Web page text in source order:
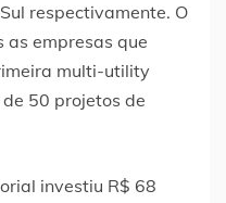
respectivamente. O
empresas que
multi-utility
50 projetos de
investiu R$ 68